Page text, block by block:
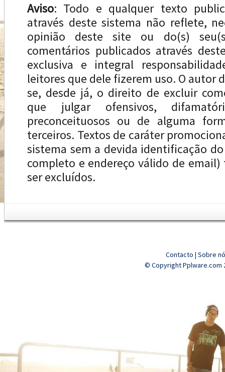
Aviso: Todo e qualquer texto
através deste sistema não reflete,
opinião deste site ou do(s)
comentários publicados através
exclusiva e integral
leitores que dele fizerem uso. O autor
se, desde já, o direito de excluir
que julgar ofensivos,
preconceituosos ou de alguma
terceiros. Textos de caráter
sistema sem a devida identificação
completo e endereço válido de
ser excluídos.
Contacto | Sobre
© Copyright Pplware.com